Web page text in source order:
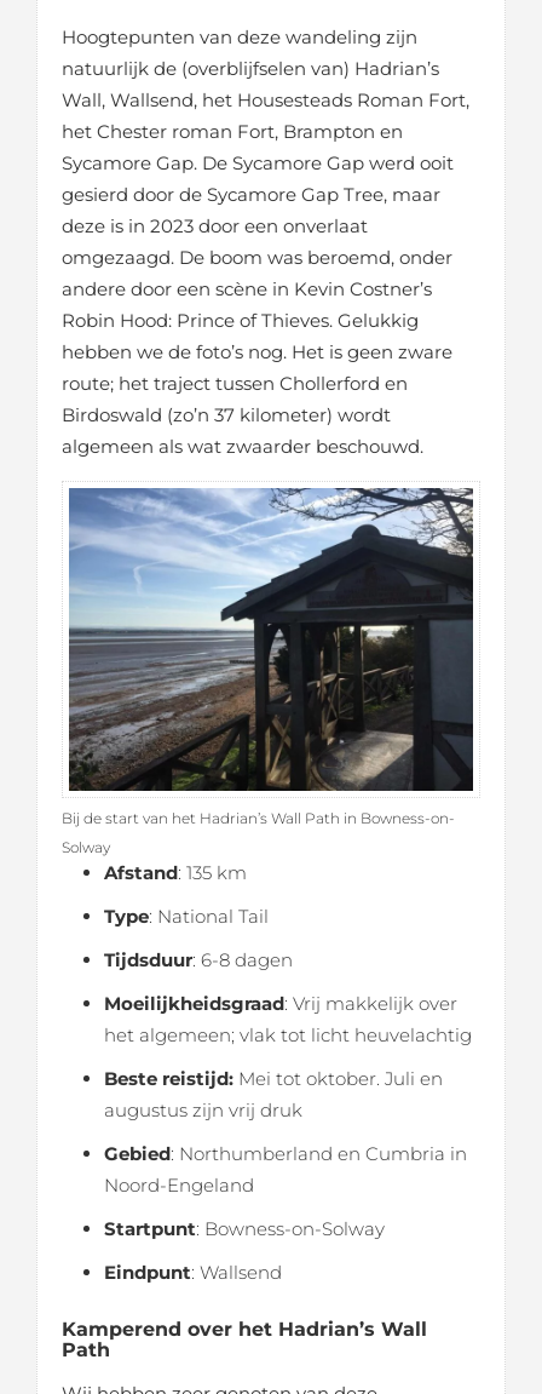
Hoogtepunten van deze wandeling zijn
natuurlijk de (overblijfselen van) Hadrian’s
Wall, Wallsend, het Housesteads Roman Fort,
het Chester roman Fort, Brampton en
Sycamore Gap. De Sycamore Gap werd ooit
gesierd door de Sycamore Gap Tree, maar
deze is in 2023 door een onverlaat
omgezaagd. De boom was beroemd, onder
andere door een scène in Kevin Costner’s
Robin Hood: Prince of Thieves. Gelukkig
hebben we de foto’s nog. Het is geen zware
route; het traject tussen Chollerford en
Birdoswald (zo’n 37 kilometer) wordt
algemeen als wat zwaarder beschouwd.
Bij de start van het Hadrian’s Wall Path in Bowness-on-
Solway
Afstand: 135 km
Type: National Tail
Tijdsduur: 6-8 dagen
Moeilijkheidsgraad: Vrij makkelijk over
het algemeen; vlak tot licht heuvelachtig
Beste reistijd: Mei tot oktober. Juli en
augustus zijn vrij druk
Gebied: Northumberland en Cumbria in
Noord-Engeland
Startpunt: Bowness-on-Solway
Eindpunt: Wallsend
Kamperend over het Hadrian’s Wall
Path